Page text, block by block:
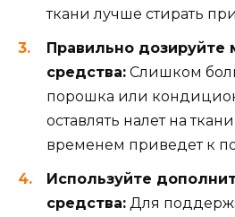
ткани лучше стирать
Правильно
средства: Слишком
порошка или
оставлять налет на
временем приведет к
Используйте
средства: Для